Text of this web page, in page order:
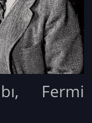
Fermi